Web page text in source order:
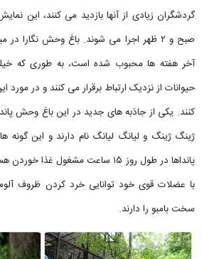
صبح و ۲ ظهر اجرا می شوند. باغ وحش نگارا
آخر هفته ها محبوب شده است، به طوری که
حیوانات از نزدیک ارتباط برقرار می کنند و در
کنند. یکی از جاذبه های جدید در این باغ وحش
ژینگ ژینگ و لیانگ لیانگ نام دارند و این گونه
پانداها در طول روز ۱۵ ساعت مشغول
با عضلات قوی خود توانایی خرد کردن ظروف
سخت بامبو را دارند.